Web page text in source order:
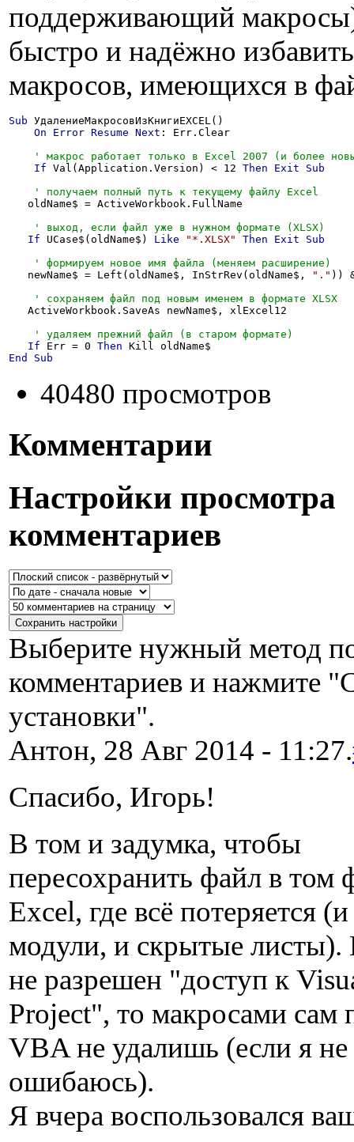
поддерживающий
быстро и надёжно
макросов, имеющихся в
Sub УдалениеМакросовИзКнигиEXCEL()
On
Error Resume Next : Err.Clear
If Val(Application.Version) < 12 Then Exit
Sub
   oldName$ = ActiveWorkbook.FullName
If UCase$(oldName$) Like "*.XLSX" Then Exit
Sub
   newName$ = Left(oldName$, InStrRev(oldName$,
"." ))
   ActiveWorkbook.SaveAs newName$, xlExcel12
If Err = 0 Then
End
Sub
40480 просмотров
Комментарии
Настройки просмотра
комментариев
Выберите нужный метод
комментариев и нажмите
установки".
Антон, 28 Авг 2014 - 11:27.
Спасибо, Игорь!
В том и задумка, чтобы
пересохранить файл в том
Excel, где всё потеряется
модули, и скрытые листы).
не разрешен "доступ к
Project", то макросами сам
VBA не удалишь (если я не
ошибаюсь).
Я вчера воспользовался